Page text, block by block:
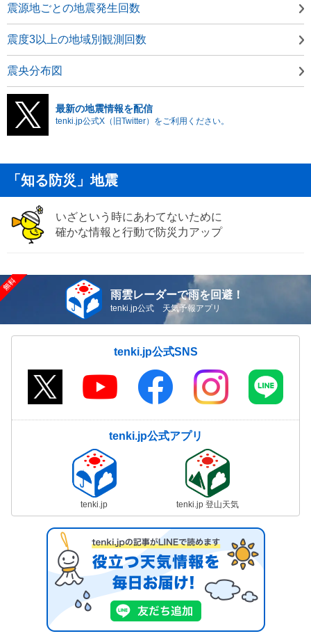
震源地ごとの地震発生回数
震度3以上の地域別観測回数
震央分布図
最新の地震情報を配信
tenki.jp公式X（旧Twitter）をご利用ください。
「知る防災」地震
いざという時にあわてないために
確かな情報と行動で防災力アップ
雨雲レーダーで雨を回避！
tenki.jp公式 天気予報アプリ
tenki.jp公式SNS
tenki.jp公式アプリ
tenki.jp tenki.jp 登山天気